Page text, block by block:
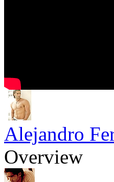
Alejandro
Overview